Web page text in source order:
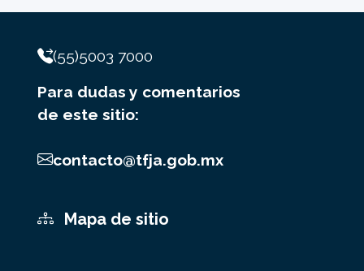
(55)5003 7000
Para dudas y comentarios
de este sitio:
contacto@tfja.gob.mx
Mapa de sitio